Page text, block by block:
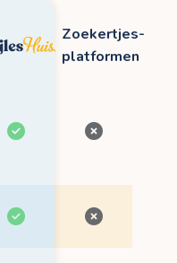
Zoekertjes-
platformen